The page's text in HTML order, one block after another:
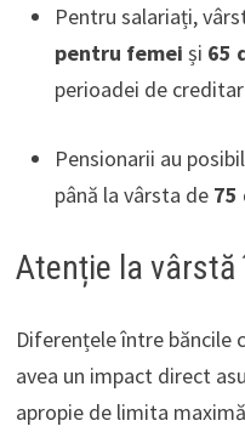
Pentru salariați,
pentru femei și 65
perioadei de
Pensionarii au
până la vârsta de 75
Atenție la
Diferențele între băncile
avea un impact direct
apropie de limita